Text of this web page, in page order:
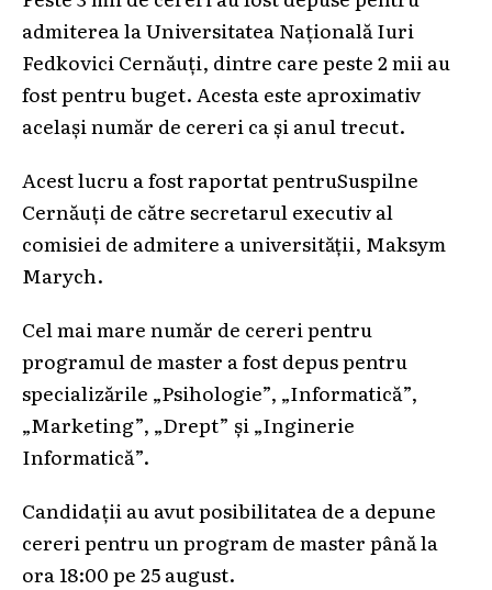
admiterea la Universitatea Națională Iuri
Fedkovici Cernăuți, dintre care peste 2 mii au
fost pentru buget. Acesta este aproximativ
același număr de cereri ca și anul trecut.
Acest lucru a fost raportat pentruSuspilne
Cernăuți de către secretarul executiv al
comisiei de admitere a universității, Maksym
Marych.
Cel mai mare număr de cereri pentru
programul de master a fost depus pentru
specializările „Psihologie”, „Informatică”,
„Marketing”, „Drept” și „Inginerie
Informatică”.
Candidații au avut posibilitatea de a depune
cereri pentru un program de master până la
ora 18:00 pe 25 august.